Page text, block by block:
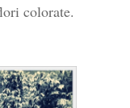
colorate.